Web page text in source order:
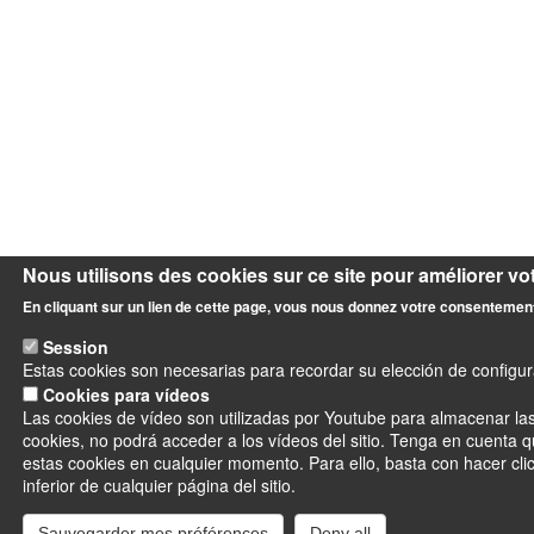
Nous utilisons des cookies sur ce site pour améliorer
En cliquant sur un lien de cette page, vous nous donnez votre
Session
Estas cookies son necesarias para recordar su elección de
Cookies para vídeos
Las cookies de vídeo son utilizadas por Youtube para almacenar
cookies, no podrá acceder a los vídeos del sitio. Tenga en cuenta
estas cookies en cualquier momento. Para ello, basta con hacer
inferior de cualquier página del sitio.